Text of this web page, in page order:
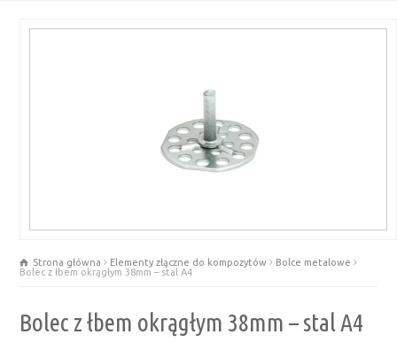
Strona główna Elementy złączne do kompozytów
Bolce metalowe
Bolec z łbem okrągłym 38mm – stal A4
Bolec z łbem okrągłym 38mm – stal A4